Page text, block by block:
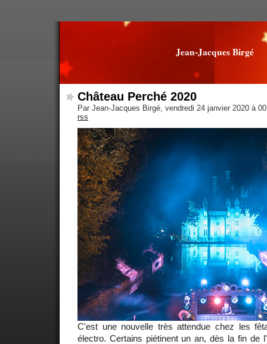
Jean-Jacques Birgé
Château Perché 2020
Par Jean-Jacques Birgé, vendredi 24 janvier 2020 à
rss
C'est une nouvelle très attendue chez les
électro. Certains piétinent un an, dès la fin de